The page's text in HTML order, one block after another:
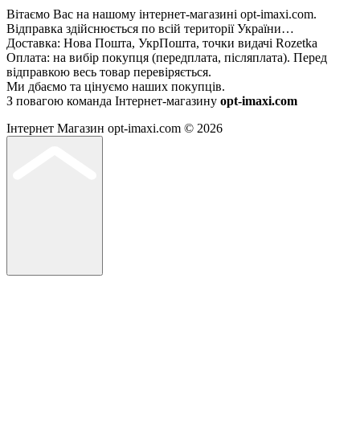
Вітаємо Вас на нашому інтернет-магазині opt-imaxi.com.
Відправка здійснюється по всій території України…
Доставка: Нова Пошта, УкрПошта, точки видачі Rozetka
Оплата: на вибір покупця (передплата, післяплата). Перед
відправкою весь товар перевіряється.
Ми дбаємо та цінуємо наших покупців.
З повагою команда Інтернет-магазину opt-imaxi.com
Інтернет Магазин opt-imaxi.com © 2026